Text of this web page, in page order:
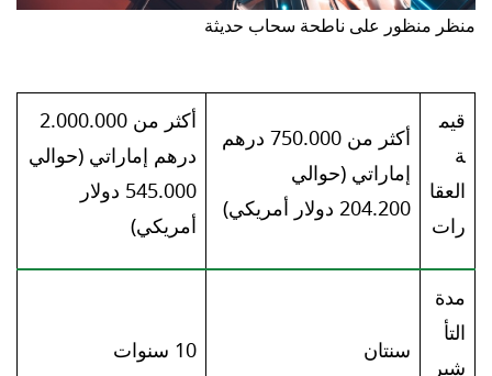
منظر منظور على ناطحة سحاب حديثة
قيم
ة
العقا
رات
أكثر من 750.000 درهم
إماراتي (حوالي
204.200 دولار أمريكي)
أكثر من 2.000.000
درهم إماراتي (حوالي
545.000 دولار
أمريكي)
مدة
التأ
شير
سنتان 10 سنوات